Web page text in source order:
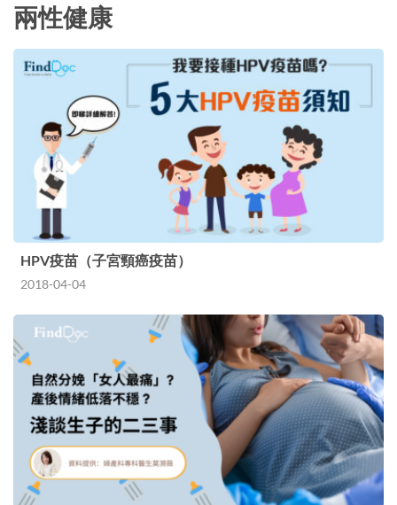
兩性健康
HPV疫苗（子宮頸癌疫苗）
2018-04-04